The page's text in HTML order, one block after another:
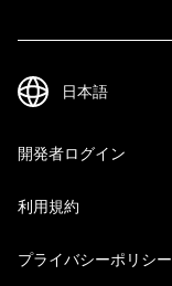
開発者ログイン
利用規約
プライバシーポリシー